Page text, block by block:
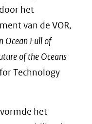
het
van de VOR,
Ocean Full of
of the Oceans
Technology
het